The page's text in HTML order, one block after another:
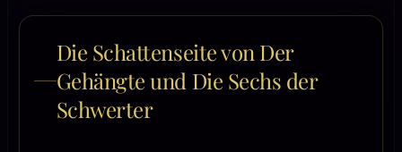
Die Schattenseite von Der
Gehängte und Die Sechs der
Schwerter